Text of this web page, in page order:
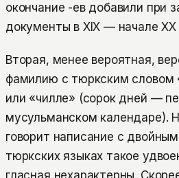
окончание -ев добавили при
документы в XIX — начале XX
Вторая, менее вероятная,
фамилию с тюркским словом
или «чилле» (сорок дней —
мусульманском календаре).
говорит написание с
тюркских языках такое
гласная нехарактерны.